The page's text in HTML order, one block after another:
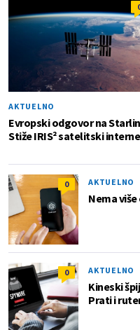
AKTUELNO
Evropski odgovor na
Stiže IRIS² satelitski
0 AKTUELNO
Nema
0 AKTUELNO
Kineski
Prati i